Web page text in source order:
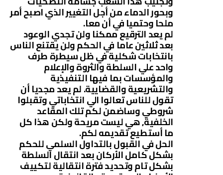
وبحور الدماء من أجل التغيير الذي اصبح أمر
ملحا وحتميا في أن معا.
لم يعد الترقيع ممكنا ولن تجدي الوعود
بعد ثلاثين عاما في الحكم ولن يقتنع الناس
بانتخابات شكلية في ظل سيطرة طرف
واحد علي السلطة والثروة والإعلام
والمؤسسات بما فيها التنفيذية
والتشريعية والقضايية. لم يعد مجديا أن
تقول للناس تعالوا الي انتخاباتي وتقبلوا
شروطي وساضمن لكم تلك المقاعد
الخلفية, هي ليست مريحة ولكن هذا كل
ما أستطيع تقديمه لكم.
الحل في القبول بالتداول السلمي للحكم
بشكل كامل الأركان بعد انتقال السلطة
بشكل تام وتحديد فترة انتقالية لتكييف